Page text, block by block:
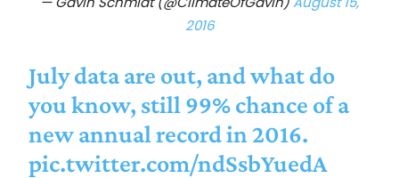
2016
July data are out, and what do
you know, still 99% chance of a
new annual record in 2016.
pic.twitter.com/ndSsbYuedA